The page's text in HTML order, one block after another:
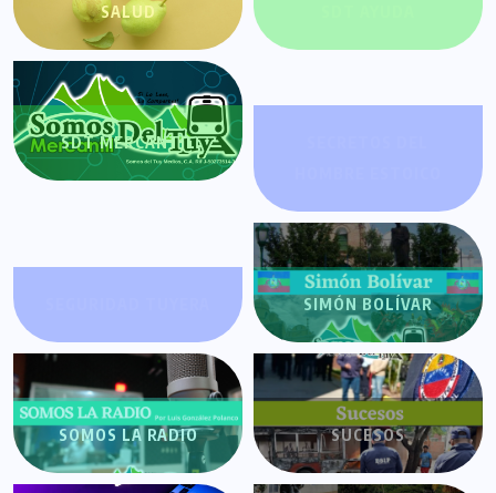
SALUD
SDT MERCANTIL
SIMÓN BOLÍVAR
SOMOS LA RADIO SUCESOS